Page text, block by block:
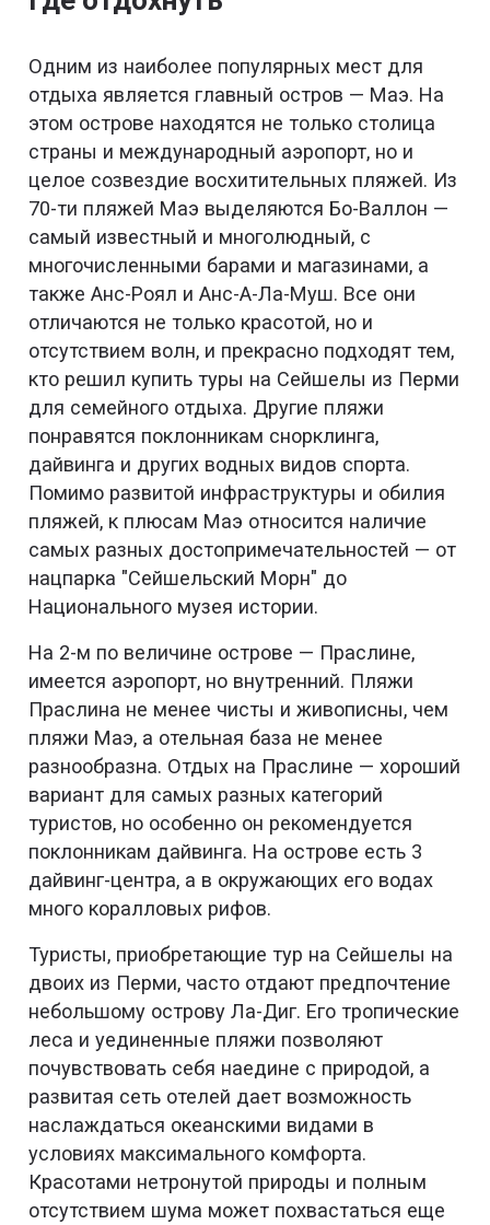
Одним из наиболее популярных мест для
отдыха является главный остров — Маэ. На
этом острове находятся не только столица
страны и международный аэропорт, но и
целое созвездие восхитительных пляжей. Из
70-ти пляжей Маэ выделяются Бо-Валлон —
самый известный и многолюдный, с
многочисленными барами и магазинами, а
также Анс-Роял и Анс-А-Ла-Муш. Все они
отличаются не только красотой, но и
отсутствием волн, и прекрасно подходят тем,
кто решил купить туры на Сейшелы из Перми
для семейного отдыха. Другие пляжи
понравятся поклонникам снорклинга,
дайвинга и других водных видов спорта.
Помимо развитой инфраструктуры и обилия
пляжей, к плюсам Маэ относится наличие
самых разных достопримечательностей — от
нацпарка "Сейшельский Морн" до
Национального музея истории.
На 2-м по величине острове — Праслине,
имеется аэропорт, но внутренний. Пляжи
Праслина не менее чисты и живописны, чем
пляжи Маэ, а отельная база не менее
разнообразна. Отдых на Праслине — хороший
вариант для самых разных категорий
туристов, но особенно он рекомендуется
поклонникам дайвинга. На острове есть 3
дайвинг-центра, а в окружающих его водах
много коралловых рифов.
Туристы, приобретающие тур на Сейшелы на
двоих из Перми, часто отдают предпочтение
небольшому острову Ла-Диг. Его тропические
леса и уединенные пляжи позволяют
почувствовать себя наедине с природой, а
развитая сеть отелей дает возможность
наслаждаться океанскими видами в
условиях максимального комфорта.
Красотами нетронутой природы и полным
отсутствием шума может похвастаться еще